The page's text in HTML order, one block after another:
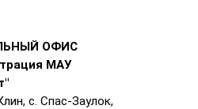
ОФИС
МАУ
с. Спас-Заулок,